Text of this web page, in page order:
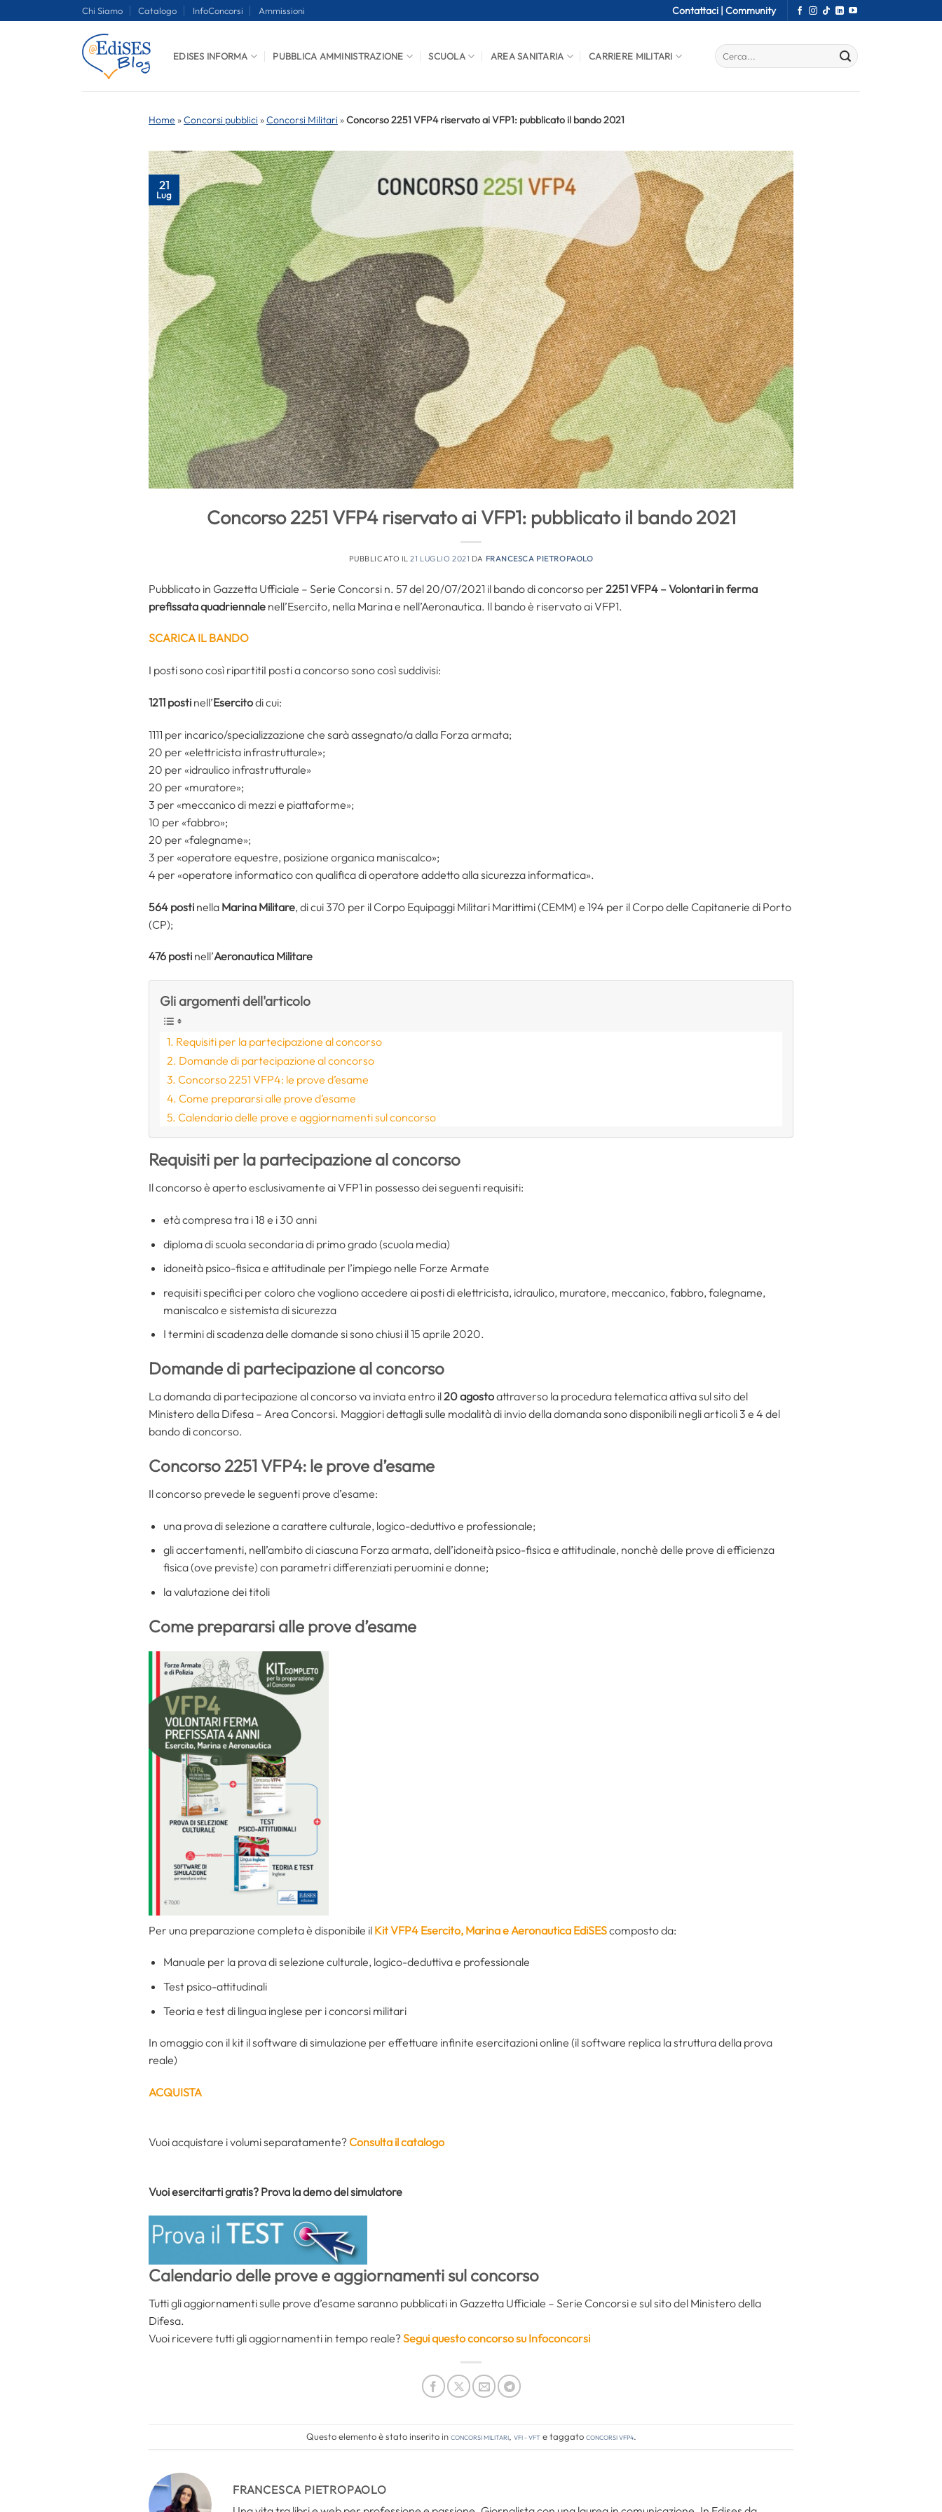
Chi Siamo Catalogo InfoConcorsi Ammissioni Contattaci | Community
EDISES INFORMA PUBBLICA AMMINISTRAZIONE SCUOLA AREA SANITARIA CARRIERE MILITARI
Home »Concorsi pubblici »Concorsi Militari »Concorso 2251 VFP4 riservato ai VFP1: pubblicato il bando 2021
21
Lug
Concorso 2251 VFP4 riservato ai VFP1: pubblicato il bando 2021
PUBBLICATO IL21 LUGLIO 2021 DA FRANCESCA PIETROPAOLO
Pubblicato in Gazzetta Ufficiale – Serie Concorsi n. 57 del 20/07/2021 il bando di concorso per 2251 VFP4 – Volontari in ferma
prefissata quadriennale nell’Esercito, nella Marina e nell’Aeronautica. Il bando è riservato ai VFP1.
SCARICA IL BANDO
I posti sono così ripartitiI posti a concorso sono così suddivisi:
1211 posti nell’Esercitodi cui:
1111 per incarico/specializzazione che sarà assegnato/a dalla Forza armata;
20 per «elettricista infrastrutturale»;
20 per «idraulico infrastrutturale»
20 per «muratore»;
3 per «meccanico di mezzi e piattaforme»;
10 per «fabbro»;
20 per «falegname»;
3 per «operatore equestre, posizione organica maniscalco»;
4 per «operatore informatico con qualifica di operatore addetto alla sicurezza informatica».
564 posti nella Marina Militare, di cui 370 per il Corpo Equipaggi Militari Marittimi (CEMM) e 194 per il Corpo delle Capitanerie di Porto
(CP);
476 posti nell’Aeronautica Militare
Gli argomenti dell'articolo
Requisiti per la partecipazione al concorso
Domande di partecipazione al concorso
Concorso 2251 VFP4: le prove d’esame
Come prepararsi alle prove d’esame
Calendario delle prove e aggiornamenti sul concorso
Requisiti per la partecipazione al concorso
Il concorso è aperto esclusivamente ai VFP1 in possesso dei seguenti requisiti:
età compresa tra i 18 e i 30 anni
diploma di scuola secondaria di primo grado (scuola media)
idoneità psico-fisica e attitudinale per l’impiego nelle Forze Armate
requisiti specifici per coloro che vogliono accedere ai posti di elettricista, idraulico, muratore, meccanico, fabbro, falegname,
maniscalco e sistemista di sicurezza
I termini di scadenza delle domande si sono chiusi il 15 aprile 2020.
Domande di partecipazione al concorso
La domanda di partecipazione al concorso va inviata entro il20 agostoattraverso la procedura telematica attiva sul sito del
Ministero della Difesa – Area Concorsi. Maggiori dettagli sulle modalità di invio della domanda sono disponibili negli articoli 3 e 4 del
bando di concorso.
Concorso 2251 VFP4: le prove d’esame
Il concorso prevede le seguenti prove d’esame:
una prova di selezione a carattere culturale, logico-deduttivo e professionale;
gli accertamenti, nell’ambito di ciascuna Forza armata, dell’idoneità psico-fisica e attitudinale, nonchè delle prove di efficienza
fisica (ove previste) con parametri differenziati peruomini e donne;
la valutazione dei titoli
Come prepararsi alle prove d’esame
Per una preparazione completa è disponibile il Kit VFP4 Esercito, Marina e Aeronautica EdiSEScomposto da:
Manuale per la prova di selezione culturale, logico-deduttiva e professionale
Test psico-attitudinali
Teoria e test di lingua inglese per i concorsi militari
In omaggio con il kit il software di simulazione per effettuare infinite esercitazioni online (il software replica la struttura della prova
reale)
ACQUISTA
Vuoi acquistare i volumi separatamente?Consulta il catalogo
Vuoi esercitarti gratis? Prova la demo del simulatore
Calendario delle prove e aggiornamenti sul concorso
Tutti gli aggiornamenti sulle prove d’esame saranno pubblicati in Gazzetta Ufficiale – Serie Concorsi e sul sito del Ministero della
Difesa.
Vuoi ricevere tutti gli aggiornamenti in tempo reale?Segui questo concorso su Infoconcorsi
Questo elemento è stato inserito inConcorsi Militari, VFI - VFTe taggatoconcorsi vfp4.
FRANCESCA PIETROPAOLO